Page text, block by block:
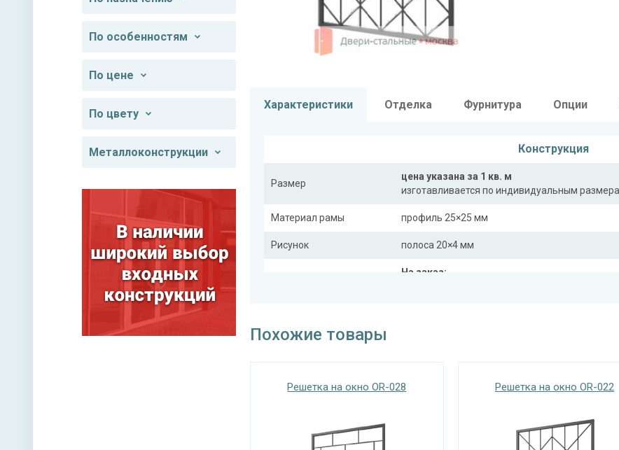
По особенностям
По цене
По цвету
Металлоконструкции
Характеристики Отделка Фурнитура Опции
Конструкция
Размер
цена указана за 1 кв. м
изготавливается по индивидуальным
Материал рамы профиль 25×25 мм
Рисунок полоса 20×4 мм
На заказ:
дутая
Похожие товары
Решетка на окно OR-028 Решетка на окно OR-022